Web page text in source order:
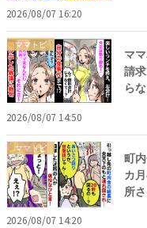
2026/08/07 16:20
ママトピ
マ
請
ら
2026/08/07 14:50
ママトピ
町
カ
所
2026/08/07 14:20